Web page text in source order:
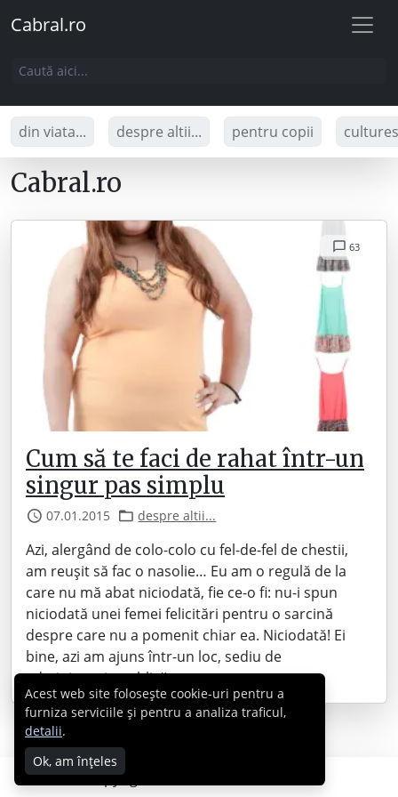
Cabral.ro
din viata... despre altii... pentru copii
Cabral.ro
63
Cum să te faci de rahat într-un
singur pas simplu
07.01.2015 despre altii...
Azi, alergând de colo-colo cu fel-de-fel de chestii,
am reușit să fac o nasolie… Eu am o regulă de la
care nu mă abat niciodată, fie ce-o fi: nu-i spun
niciodată unei femei felicitări pentru o sarcină
despre care nu a pomenit chiar ea. Niciodată! Ei
bine, azi am ajuns într-un loc, sediu de
administrație publică,…
Copyright © 2007 - 2026 Cabral.ro
Acest web site folosește cookie-uri pentru a
furniza serviciile și pentru a analiza traficul,
detalii.
Ok, am înțeles